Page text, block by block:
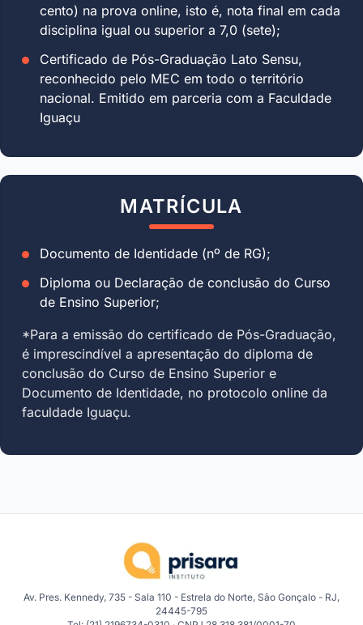
cento) na prova online, isto é, nota final em cada
disciplina igual ou superior a 7,0 (sete);
Certificado de Pós-Graduação Lato Sensu,
reconhecido pelo MEC em todo o território
nacional. Emitido em parceria com a Faculdade
Iguaçu
MATRÍCULA
Documento de Identidade (nº de RG);
Diploma ou Declaração de conclusão do Curso
de Ensino Superior;
*Para a emissão do certificado de Pós-Graduação,
é imprescindível a apresentação do diploma de
conclusão do Curso de Ensino Superior e
Documento de Identidade, no protocolo online da
faculdade Iguaçu.
Av. Pres. Kennedy, 735 - Sala 110 - Estrela do Norte, São Gonçalo - RJ,
24445-795